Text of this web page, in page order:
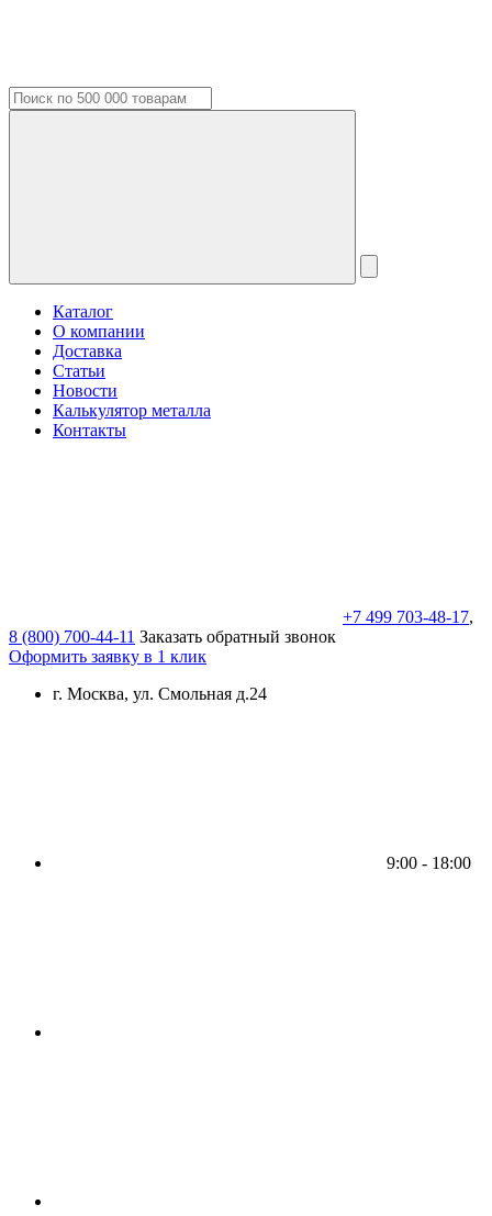
Каталог
О компании
Доставка
Статьи
Новости
Калькулятор металла
Контакты
+7 499 703-48-17,
8 (800) 700-44-11 Заказать обратный звонок
Оформить заявку в 1 клик
г. Москва, ул. Смольная д.24
9:00 - 18:00